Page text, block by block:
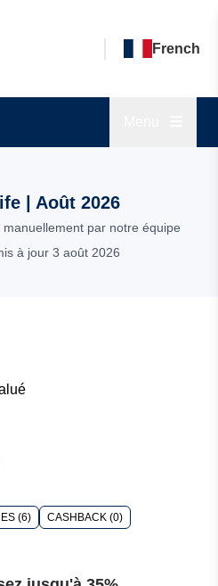
French
| Août 2026
par notre équipe
à jour 3 août 2026
(6) CASHBACK (0)